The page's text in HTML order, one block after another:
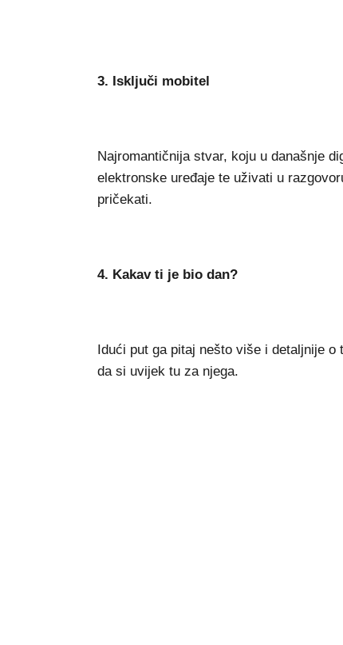
3. Isključi mobitel
Najromantičnija stvar, koju u današnje
elektronske uređaje te uživati u
pričekati.
4. Kakav ti je bio dan?
Idući put ga pitaj nešto više i detaljnije
da si uvijek tu za njega.